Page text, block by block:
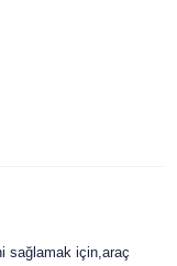
sağlamak için,araç